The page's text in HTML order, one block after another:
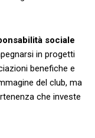
sociale
in progetti
benefiche e
del club, ‍ma
che investe